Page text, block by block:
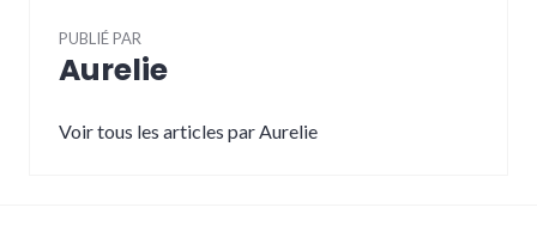
PUBLIÉ PAR
Aurelie
Voir tous les articles par Aurelie